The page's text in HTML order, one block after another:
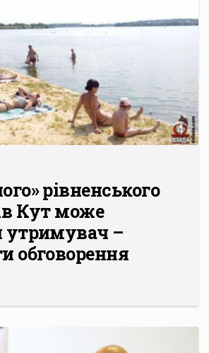
рівненського
Кут може
утримувач –
обговорення